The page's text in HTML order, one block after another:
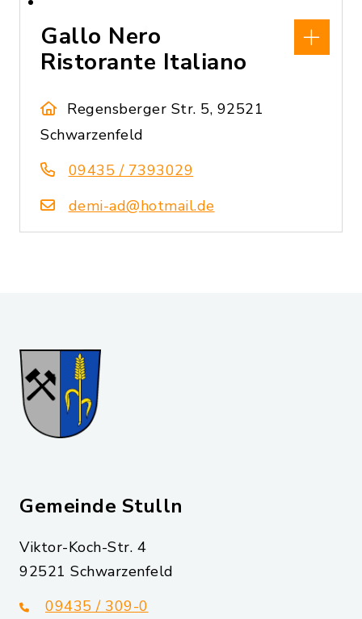
Gallo Nero
Ristorante Italiano
Regensberger Str. 5, 92521
Schwarzenfeld
09435 / 7393029
demi-ad@hotmail.de
Gemeinde Stulln
Viktor-Koch-Str. 4
92521 Schwarzenfeld
09435 / 309-0